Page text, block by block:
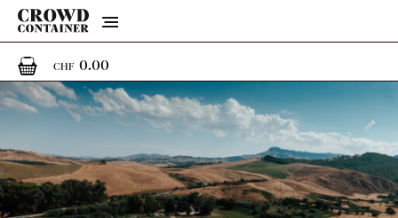
Menu
CHF 0.000 Artikel im Warenkorb